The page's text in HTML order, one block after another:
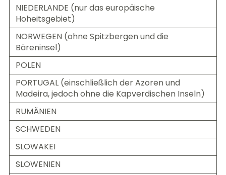
NIEDERLANDE (nur das europäische
Hoheitsgebiet)
NORWEGEN (ohne Spitzbergen und die
Bäreninsel)
POLEN
PORTUGAL (einschließlich der Azoren und
Madeira, jedoch ohne die Kapverdischen Inseln)
RUMÄNIEN
SCHWEDEN
SLOWAKEI
SLOWENIEN